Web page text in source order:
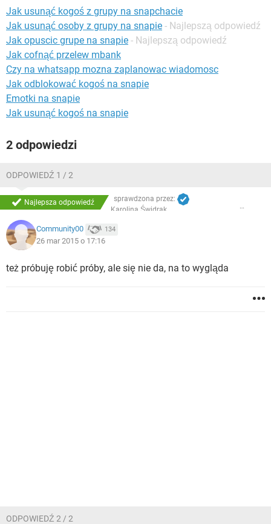
Jak usunąć kogoś z grupy na snapchacie
Jak usunąć osoby z grupy na snapie - Najlepszą odpowiedź
Jak opuscic grupe na snapie - Najlepszą odpowiedź
Jak cofnąć przelew mbank
Czy na whatsapp mozna zaplanowac wiadomosc
Jak odblokować kogoś na snapie
Emotki na snapie
Jak usunąć kogoś na snapie
2 odpowiedzi
ODPOWIEDŹ 1 / 2
Najlepsza odpowiedź
sprawdzona przez:
Karolina Świdrak
Community00 134
26 mar 2015 o 17:16
też próbuję robić próby, ale się nie da, na to wygląda
ODPOWIEDŹ 2 / 2